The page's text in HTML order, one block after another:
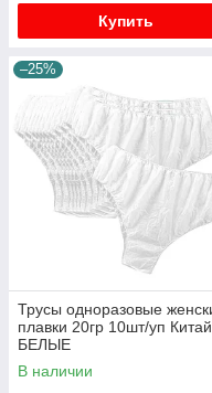
Купить
–25%
Трусы одноразовые
плавки 20гр 10шт/уп Китай
БЕЛЫЕ
В наличии